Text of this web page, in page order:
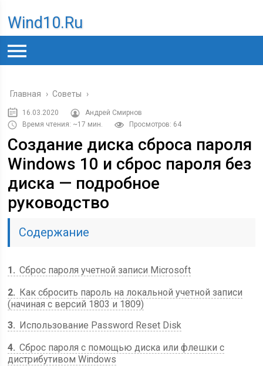
Wind10.ru
Главная › Советы ›
16.03.2020
Андрей Смирнов
Время чтения: ~17 мин.
Просмотров: 64
Создание диска сброса пароля
Windows 10 и сброс пароля без
диска — подробное
руководство
Содержание
1
Сброс пароля учетной записи Microsoft
2
Как сбросить пароль на локальной учетной записи
(начиная с версий 1803 и 1809)
3
Использование Password Reset Disk
4 Сброс пароля с помощью диска или флешки с
дистрибутивом Windows